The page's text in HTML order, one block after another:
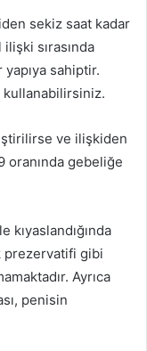
sekiz saat kadar
sırasında
sahiptir.
kullanabilirsiniz.
ve ilişkiden
oranında gebeliğe
prezervatifi gibi
Ayrıca
penisin